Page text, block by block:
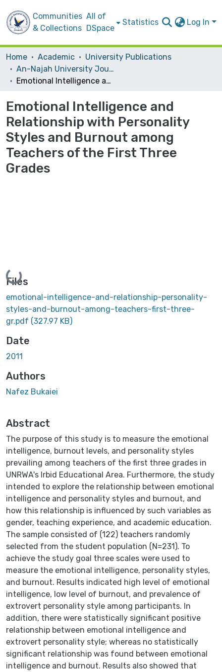
Communities
& Collections
All of
DSpace
Statistics Log In
Home Academic
University Publications
An-Najah University Journal for Research - B (Humanities)
Emotional Intelligence and Relationship with Personality Styles and Burnout among Teachers of the First Three Grades
Emotional Intelligence and
Relationship with Personality
Styles and Burnout among
Teachers of the First Three
Grades
Loading...
Files
emotional-intelligence-and-relationship-personality-
styles-and-burnout-among-teachers-first-three-
gr.pdf (327.97 KB)
Date
2011
Authors
Nafez Bukaiei
Abstract
The purpose of this study is to measure the emotional
intelligence, burnout levels, and personality styles
prevailing among teachers of the first three grades in
UNRWA's Irbid Educational Area. Furthermore, the study
intended to explore the relationship between emotional
intelligence and personality styles and burnout, and
how this relationship is influenced by such variables as
gender, teaching experience, and academic education.
The sample consisted of (122) teachers randomly
selected from the student population (N=231). To
achieve the study goal three scales were used to
measure the emotional intelligence, personality styles,
and burnout. Results indicated high level of emotional
intelligence, low level of burnout, and prevalence of
extrovert personality style among participants. In
addition, there were statistically significant positive
relationship between emotional intelligence and
extrovert personality style; whereas no statistically
significant relationship was found between emotional
intelligence and burnout. Results also showed that